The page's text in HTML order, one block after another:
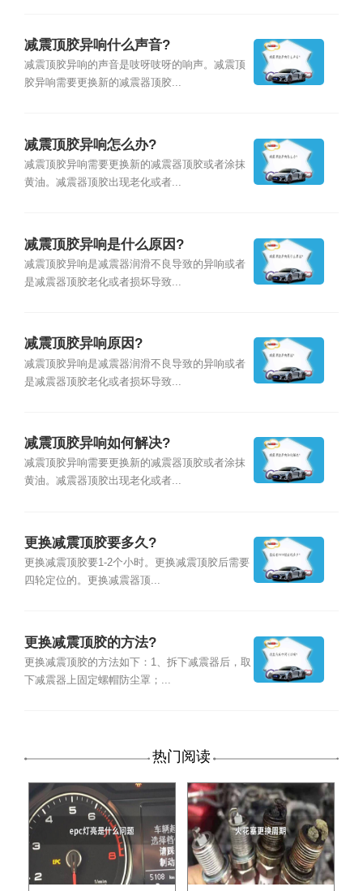
减震顶胶异响什么声音?
减震顶胶异响的声音是吱呀吱呀的响声。减震顶
胶异响需要更换新的减震器顶胶...
减震顶胶异响怎么办?
减震顶胶异响需要更换新的减震器顶胶或者涂抹
黄油。减震器顶胶出现老化或者...
减震顶胶异响是什么原因?
减震顶胶异响是减震器润滑不良导致的异响或者
是减震器顶胶老化或者损坏导致...
减震顶胶异响原因?
减震顶胶异响是减震器润滑不良导致的异响或者
是减震器顶胶老化或者损坏导致...
减震顶胶异响如何解决?
减震顶胶异响需要更换新的减震器顶胶或者涂抹
黄油。减震器顶胶出现老化或者...
更换减震顶胶要多久?
更换减震顶胶要1-2个小时。更换减震顶胶后需要
四轮定位的。更换减震器顶...
更换减震顶胶的方法?
更换减震顶胶的方法如下：1、拆下减震器后，取
下减震器上固定螺帽防尘罩；...
热门阅读